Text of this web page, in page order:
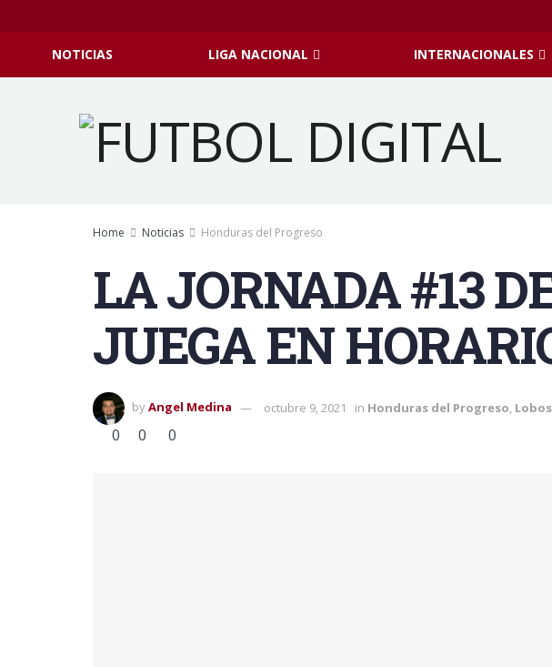
NOTICIAS LIGA NACIONAL INTERNACIONALES
Home Noticias Honduras del Progreso
LA JORNADA #13
JUEGA EN
byAngel Medina octubre 9, 2021 in Honduras del Progreso Lobos
0 0 0